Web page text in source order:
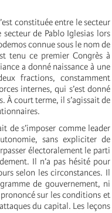
constituée entre le secteur
de Pablo Iglesias lors
connue sous le nom de
tenu ce premier Congrès à
a donné naissance à une
fractions, constamment
internes, qui s’est donné
À court terme, il s’agissait de
de s’imposer comme leader
sans expliciter de
électoralement le parti
Il n’a pas hésité pour
selon les circonstances. Il
de gouvernement, ni
sur les conditions et
du capital. Les leçons